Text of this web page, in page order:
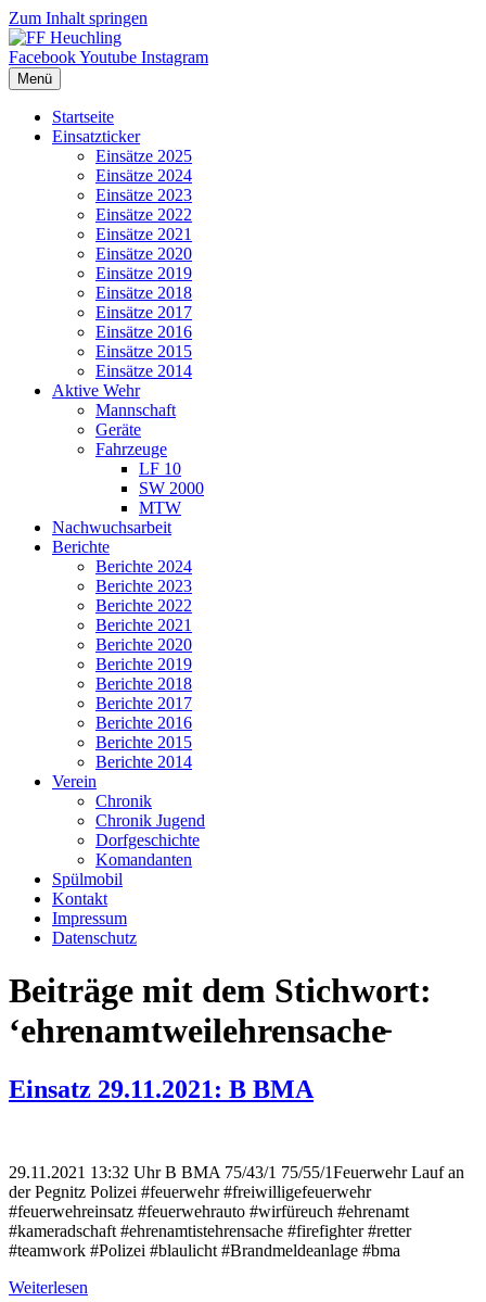
Zum Inhalt springen
FacebookYoutube Instagram
Menü
Startseite
Einsatzticker
Einsätze 2025
Einsätze 2024
Einsätze 2023
Einsätze 2022
Einsätze 2021
Einsätze 2020
Einsätze 2019
Einsätze 2018
Einsätze 2017
Einsätze 2016
Einsätze 2015
Einsätze 2014
Aktive Wehr
Mannschaft
Geräte
Fahrzeuge
LF 10
SW 2000
MTW
Nachwuchsarbeit
Berichte
Berichte 2024
Berichte 2023
Berichte 2022
Berichte 2021
Berichte 2020
Berichte 2019
Berichte 2018
Berichte 2017
Berichte 2016
Berichte 2015
Berichte 2014
Verein
Chronik
Chronik Jugend
Dorfgeschichte
Komandanten
Spülmobil
Kontakt
Impressum
Datenschutz
Beiträge mit dem Stichwort:
‘ehrenamtweilehrensache̵
Einsatz 29.11.2021: B BMA
29.11.2021 13:32 Uhr B BMA 75/43/1 75/55/1Feuerwehr Lauf an
der Pegnitz Polizei #feuerwehr #freiwilligefeuerwehr
#feuerwehreinsatz #feuerwehrauto #wirfüreuch #ehrenamt
#kameradschaft #ehrenamtistehrensache #firefighter #retter
#teamwork #Polizei #blaulicht #Brandmeldeanlage #bma
Weiterlesen